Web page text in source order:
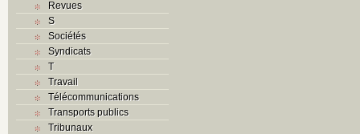
Revues
S
Sociétés
Syndicats
T
Travail
Télécommunications
Transports publics
Tribunaux